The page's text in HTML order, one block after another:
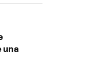
una